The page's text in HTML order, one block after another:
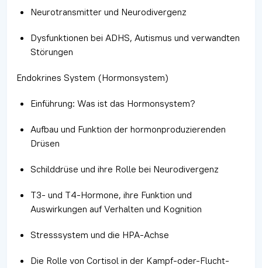
Neurotransmitter und Neurodivergenz
Dysfunktionen bei ADHS, Autismus und verwandten
Störungen
Endokrines System (Hormonsystem)
Einführung: Was ist das Hormonsystem?
Aufbau und Funktion der hormonproduzierenden
Drüsen
Schilddrüse und ihre Rolle bei Neurodivergenz
T3- und T4-Hormone, ihre Funktion und
Auswirkungen auf Verhalten und Kognition
Stresssystem und die HPA-Achse
Die Rolle von Cortisol in der Kampf-oder-Flucht-